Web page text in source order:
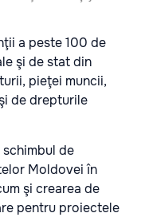
a peste 100 de
şi de stat din
pieţei muncii,
de drepturile
de
Moldovei în
şi crearea de
pentru proiectele